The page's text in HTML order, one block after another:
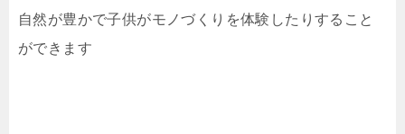
自然が豊かで子供がモノづくりを体験したりすること
ができます